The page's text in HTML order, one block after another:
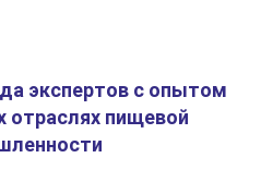
экспертов с опытом
отраслях пищевой